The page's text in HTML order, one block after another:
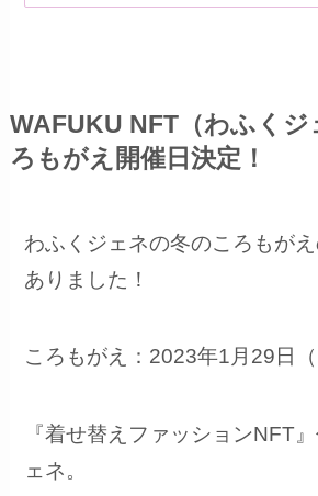
WAFUKU NFT（わふくジ
ろもがえ開催日決定！
わふくジェネの冬のころもが
ありました！
ころもがえ：2023年1月29日（
『着せ替えファッションNFT
ェネ。